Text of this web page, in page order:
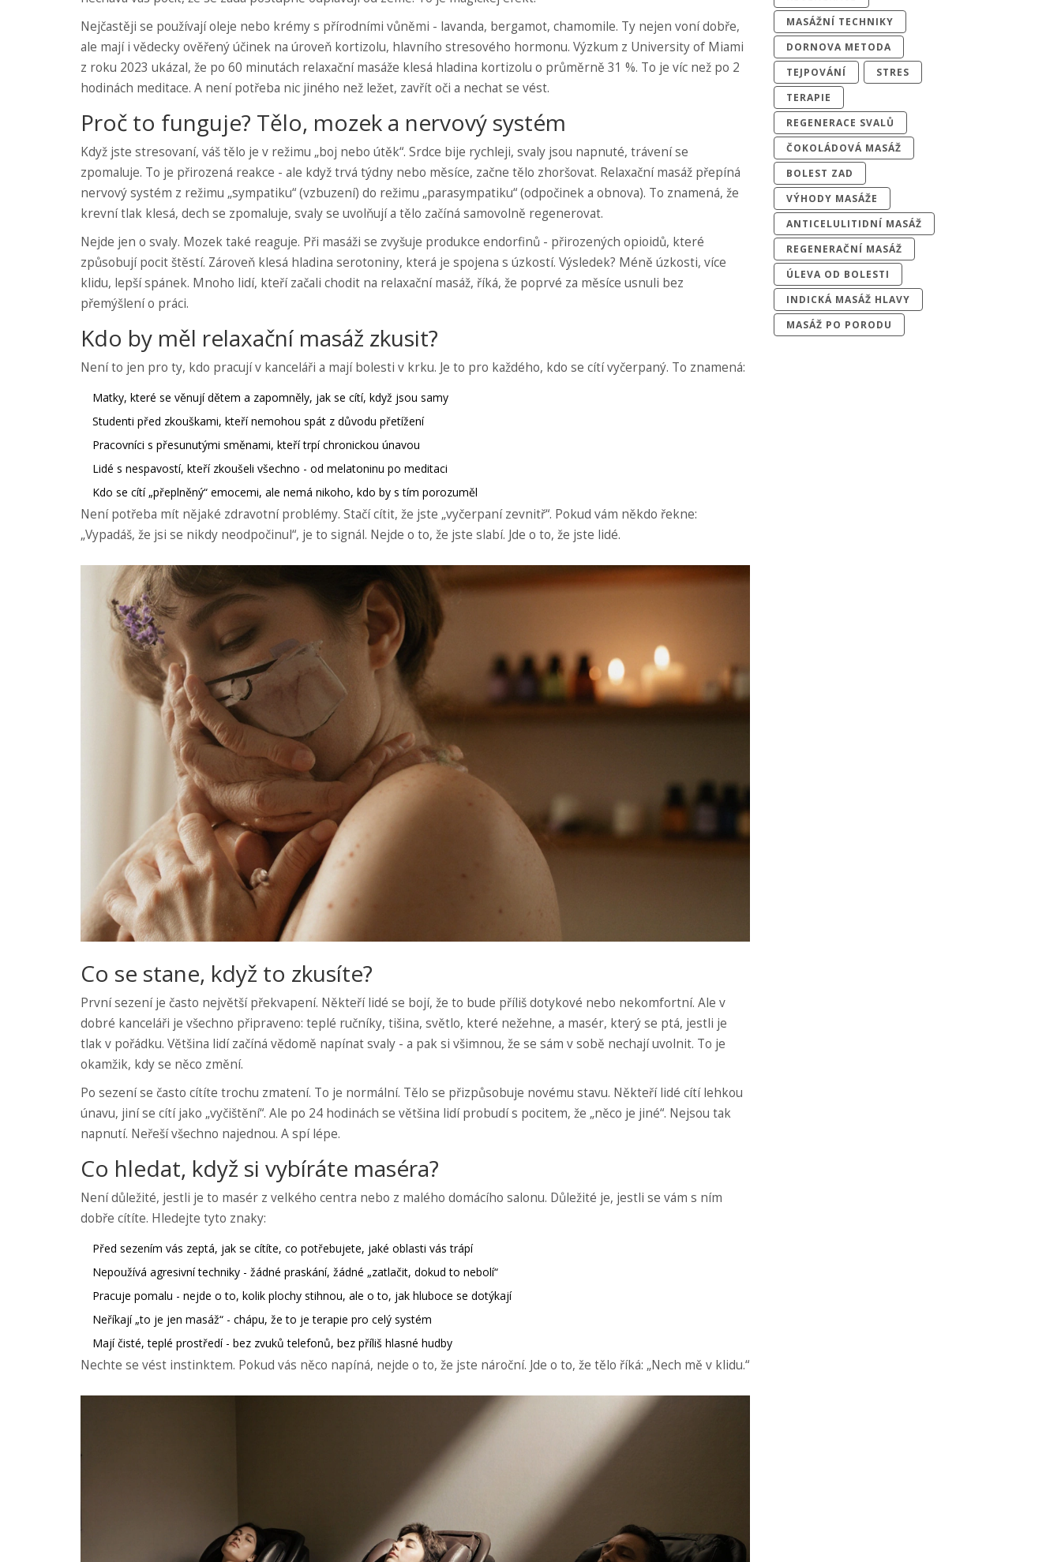
Nejčastěji se používají oleje nebo krémy s přírodními vůněmi - lavanda, bergamot, chamomile. Ty nejen voní dobře,
ale mají i vědecky ověřený účinek na úroveň kortizolu, hlavního stresového hormonu. Výzkum z University of Miami
z roku 2023 ukázal, že po 60 minutách relaxační masáže klesá hladina kortizolu o průměrně 31 %. To je víc než po 2
hodinách meditace. A není potřeba nic jiného než ležet, zavřít oči a nechat se vést.
Proč to funguje? Tělo, mozek a nervový systém
Když jste stresovaní, váš tělo je v režimu „boj nebo útěk“. Srdce bije rychleji, svaly jsou napnuté, trávení se
zpomaluje. To je přirozená reakce - ale když trvá týdny nebo měsíce, začne tělo zhoršovat. Relaxační masáž přepíná
nervový systém z režimu „sympatiku“ (vzbuzení) do režimu „parasympatiku“ (odpočinek a obnova). To znamená, že
krevní tlak klesá, dech se zpomaluje, svaly se uvolňují a tělo začíná samovolně regenerovat.
Nejde jen o svaly. Mozek také reaguje. Při masáži se zvyšuje produkce endorfinů - přirozených opioidů, které
způsobují pocit štěstí. Zároveň klesá hladina serotoniny, která je spojena s úzkostí. Výsledek? Méně úzkosti, více
klidu, lepší spánek. Mnoho lidí, kteří začali chodit na relaxační masáž, říká, že poprvé za měsíce usnuli bez
přemýšlení o práci.
Kdo by měl relaxační masáž zkusit?
Není to jen pro ty, kdo pracují v kanceláři a mají bolesti v krku. Je to pro každého, kdo se cítí vyčerpaný. To znamená:
Matky, které se věnují dětem a zapomněly, jak se cítí, když jsou samy
Studenti před zkouškami, kteří nemohou spát z důvodu přetížení
Pracovníci s přesunutými směnami, kteří trpí chronickou únavou
Lidé s nespavostí, kteří zkoušeli všechno - od melatoninu po meditaci
Kdo se cítí „přeplněný“ emocemi, ale nemá nikoho, kdo by s tím porozuměl
Není potřeba mít nějaké zdravotní problémy. Stačí cítit, že jste „vyčerpaní zevnitř“. Pokud vám někdo řekne:
„Vypadáš, že jsi se nikdy neodpočinul“, je to signál. Nejde o to, že jste slabí. Jde o to, že jste lidé.
Co se stane, když to zkusíte?
První sezení je často největší překvapení. Někteří lidé se bojí, že to bude příliš dotykové nebo nekomfortní. Ale v
dobré kanceláři je všechno připraveno: teplé ručníky, tišina, světlo, které nežehne, a masér, který se ptá, jestli je
tlak v pořádku. Většina lidí začíná vědomě napínat svaly - a pak si všimnou, že se sám v sobě nechají uvolnit. To je
okamžik, kdy se něco změní.
Po sezení se často cítíte trochu zmatení. To je normální. Tělo se přizpůsobuje novému stavu. Někteří lidé cítí lehkou
únavu, jiní se cítí jako „vyčištění“. Ale po 24 hodinách se většina lidí probudí s pocitem, že „něco je jiné“. Nejsou tak
napnutí. Neřeší všechno najednou. A spí lépe.
Co hledat, když si vybíráte maséra?
Není důležité, jestli je to masér z velkého centra nebo z malého domácího salonu. Důležité je, jestli se vám s ním
dobře cítíte. Hledejte tyto znaky:
Před sezením vás zeptá, jak se cítíte, co potřebujete, jaké oblasti vás trápí
Nepoužívá agresivní techniky - žádné praskání, žádné „zatlačit, dokud to nebolí“
Pracuje pomalu - nejde o to, kolik plochy stihnou, ale o to, jak hluboce se dotýkají
Neříkají „to je jen masáž“ - chápu, že to je terapie pro celý systém
Mají čisté, teplé prostředí - bez zvuků telefonů, bez příliš hlasné hudby
Nechte se vést instinktem. Pokud vás něco napíná, nejde o to, že jste nároční. Jde o to, že tělo říká: „Nech mě v klidu.“
MASÁŽNÍ TECHNIKY
DORNOVA METODA
TEJPOVÁNÍ
STRES
TERAPIE
REGENERACE SVALŮ
ČOKOLÁDOVÁ MASÁŽ
BOLEST ZAD
VÝHODY MASÁŽE
ANTICELULITIDNÍ MASÁŽ
REGENERAČNÍ MASÁŽ
ÚLEVA OD BOLESTI
INDICKÁ MASÁŽ HLAVY
MASÁŽ PO PORODU